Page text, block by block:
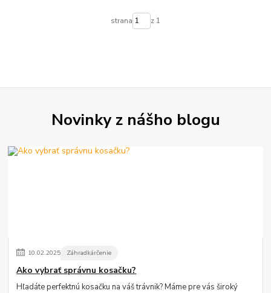
strana z 1
Novinky z nášho blogu
10.02.2025 Záhradkárčenie
Ako vybrať správnu kosačku?
Hľadáte perfektnú kosačku na váš trávnik? Máme pre vás široký